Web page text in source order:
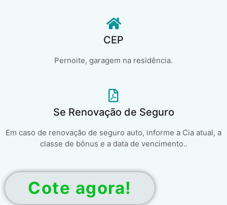
CEP
Pernoite, garagem na residência.
Se Renovação de Seguro
Em caso de renovação de seguro auto, informe a Cia atual, a
classe de bônus e a data de vencimento..
Cote agora!